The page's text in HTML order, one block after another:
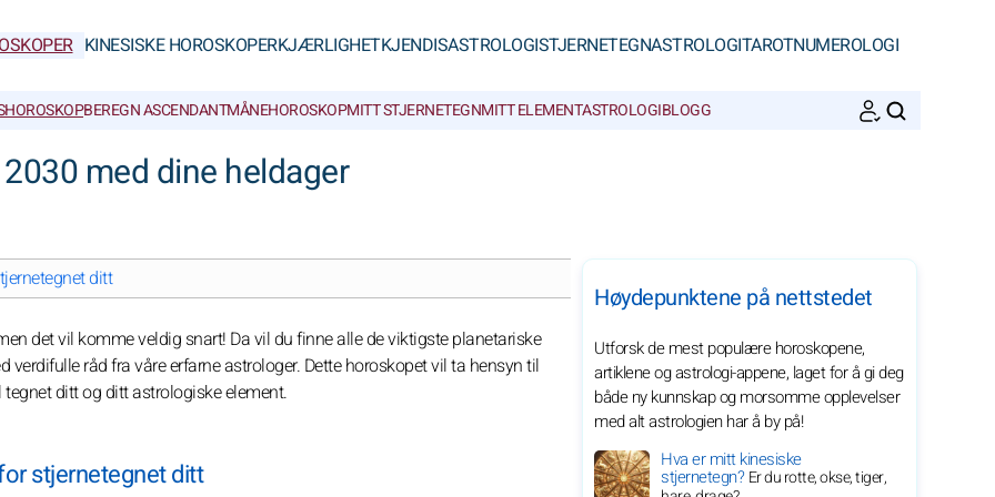
KINESISKE HOROSKOPERKJÆRLIGHETKJENDISASTROLOGISTJERNETEGNASTROLOGITAROTNUMEROLOGI
BEREGN ASCENDANTMÅNEHOROSKOPMITT STJERNETEGNMITT ELEMENTASTROLOGIBLOGG
med dine heldager
ditt
det vil komme veldig snart! Da vil du finne alle de viktigste planetariske
råd fra våre erfarne astrologer. Dette horoskopet vil ta hensyn til
ditt og ditt astrologiske element.
stjernetegnet ditt
Høydepunktene på nettstedet
Utforsk de mest populære horoskopene,
artiklene og astrologi-appene, laget for å gi deg
både ny kunnskap og morsomme opplevelser
med alt astrologien har å by på!
Hva er mitt kinesiske
stjernetegn?Er du rotte, okse, tiger,